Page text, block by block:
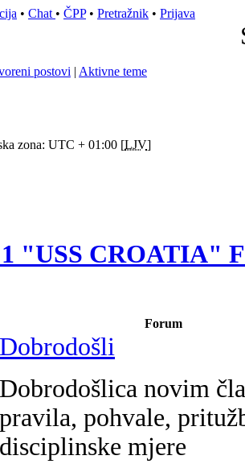
• Chat • ČPP• Pretražnik • Prijava
postovi | Aktivne teme
zona: UTC + 01:00 [LJV]
"USS CROATIA"
Forum
Dobrodošli
Dobrodošlica novim
pravila, pohvale,
disciplinske mjere